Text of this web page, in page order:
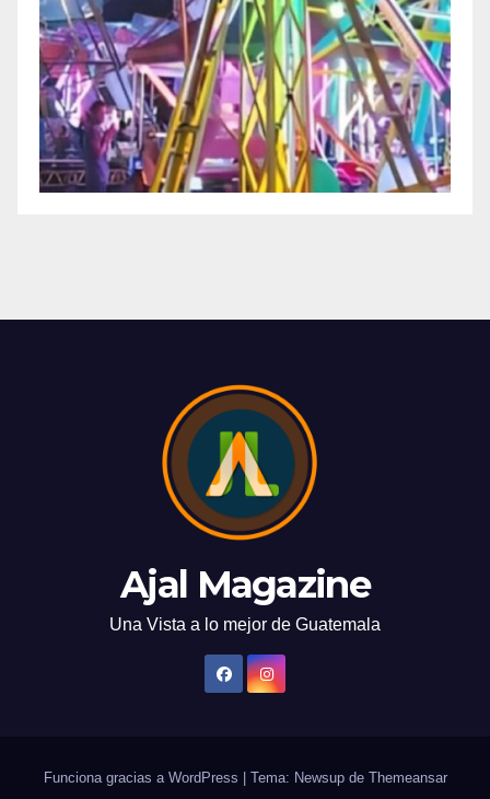
Ajal Magazine
Una Vista a lo mejor de Guatemala
Funciona gracias a WordPress Tema: Newsup de Themeansar